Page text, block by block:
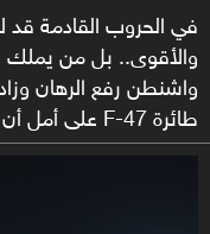
في الحروب القادمة قد
والأقوى.. بل من يملك
واشنطن رفع الرهان
طائرة F-47 على أمل أن يرى النور وتتفوق به.